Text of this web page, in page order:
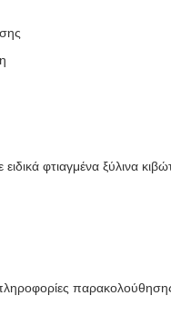
φτιαγμένα ξύλινα